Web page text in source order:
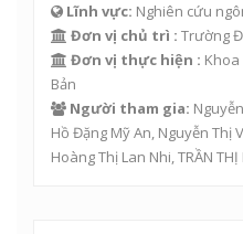
Lĩnh vực: Nghiên cứu
Đơn vị chủ trì : Trường
Đơn vị thực hiện :
Bản
Người tham gia:
Hồ Đặng Mỹ An, Nguyễn Thị
Hoàng Thị Lan Nhi,TRẦN THỊ